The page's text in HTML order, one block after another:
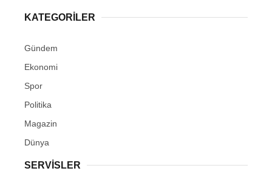
KATEGORİLER
Gündem
Ekonomi
Spor
Politika
Magazin
Dünya
SERVİSLER